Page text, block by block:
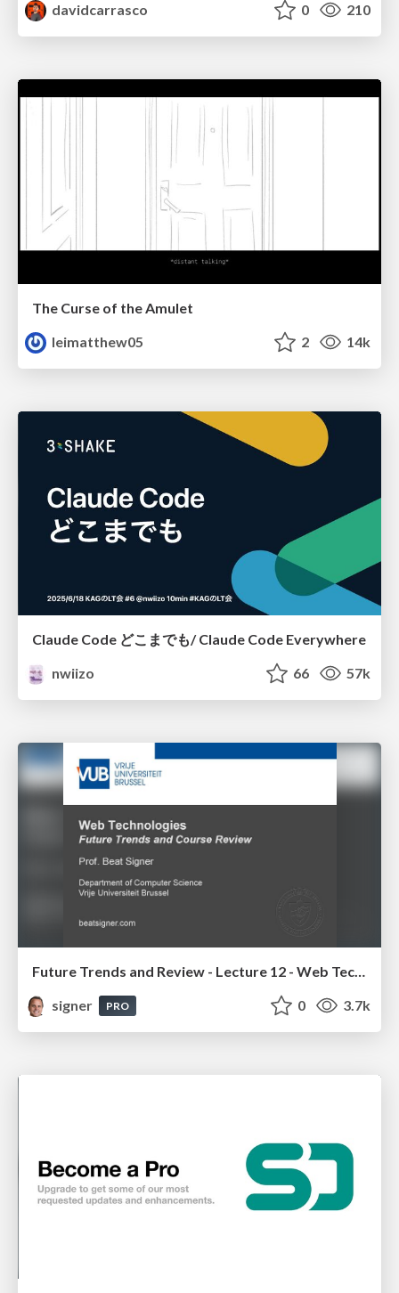
davidcarrasco
0 210
The Curse of the Amulet
leimatthew05
2 14k
Claude Code どこまでも/ Claude Code Everywhere
nwiizo
66 57k
signer
PRO 0 3.7k